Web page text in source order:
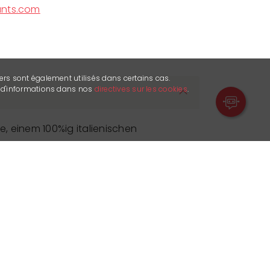
einem 100%ig italienischen
Pianobar, in dem die kulinarischen
sont également utilisés dans certains cas.
dans nos directives sur les cookies.